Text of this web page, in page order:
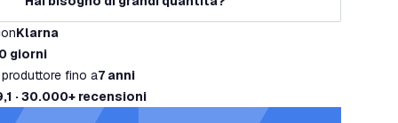
Klarna
giorni
fino a7 anni
· 30.000+ recensioni